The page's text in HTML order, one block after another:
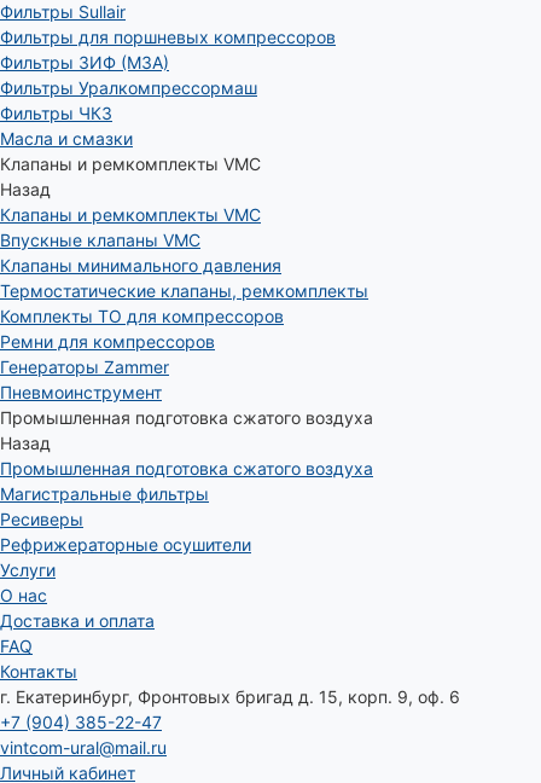
Фильтры Sullair
Фильтры для поршневых компрессоров
Фильтры ЗИФ (МЗА)
Фильтры Уралкомпрессормаш
Фильтры ЧКЗ
Масла и смазки
Клапаны и ремкомплекты VMC
Назад
Клапаны и ремкомплекты VMC
Впускные клапаны VMC
Клапаны минимального давления
Термостатические клапаны, ремкомплекты
Комплекты ТО для компрессоров
Ремни для компрессоров
Генераторы Zammer
Пневмоинструмент
Промышленная подготовка сжатого воздуха
Назад
Промышленная подготовка сжатого воздуха
Магистральные фильтры
Ресиверы
Рефрижераторные осушители
Услуги
О нас
Доставка и оплата
FAQ
Контакты
г. Екатеринбург, Фронтовых бригад д. 15, корп. 9, оф. 6
+7 (904) 385-22-47
vintcom-ural@mail.ru
Личный кабинет